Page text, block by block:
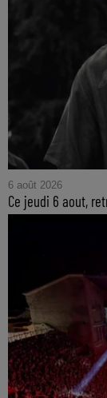
6 août 2026
Ce jeudi 6 aout,